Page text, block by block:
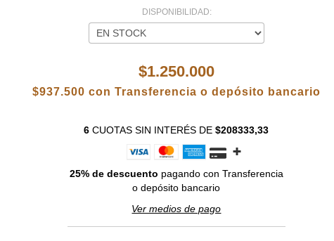
DISPONIBILIDAD:
$1.250.000
$937.500 con Transferencia o depósito bancario
6 CUOTAS SIN INTERÉS DE$208333,33
25% de descuento pagando con Transferencia
o depósito bancario
Ver medios de pago